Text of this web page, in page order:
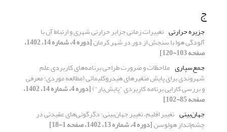
ج
جزیره حرارتی تغییرات زمانی جزایر حرارتی شهری و ارتباط آن با
آلودگی هوا با سنجش از دور در شهر کرمان [دوره 4، شماره 14، 1402،
صفحه 103-120]
جمع‌سپاری ملاحظات و ضرورت طراحی برنامه‌های کاربردی علم
شهروندی برای پایش متغیرهای هیدروکلیمائی (مطالعه موردی: معرفی
و بررسی کارایی برنامه کاربردی "پایش‌یار") [دوره 4، شماره 14، 1402،
صفحه 85-102]
جهان‌بینی تغییر اقلیم، تغییر جهان‌بینی: دگرگونی‌های عقیدتی در
چشم‌انداز هولوسن[دوره 4، شماره 13، 1402، صفحه 1-18]